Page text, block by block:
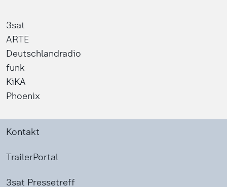
3sat
ARTE
Deutschlandradio
funk
KiKA
Phoenix
Kontakt
TrailerPortal
3sat Pressetreff